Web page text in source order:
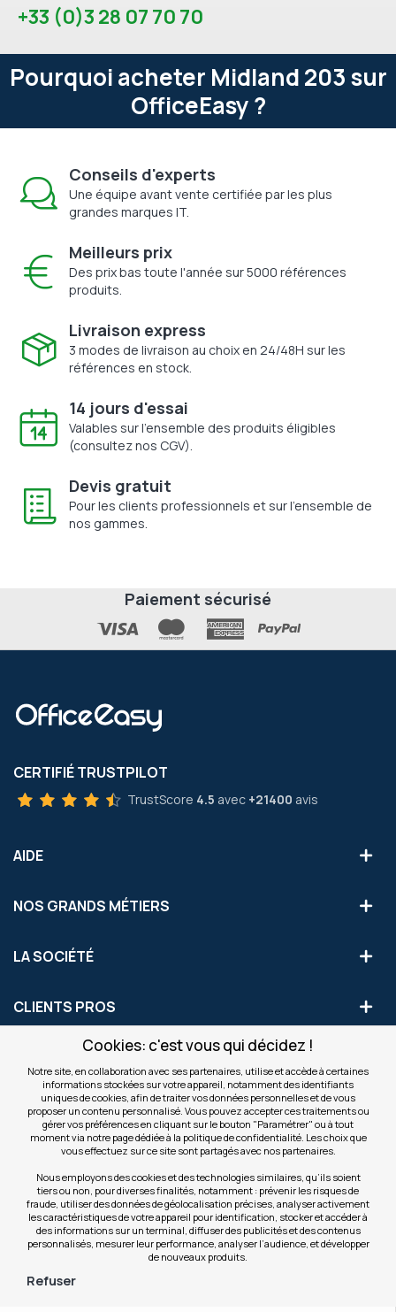
Cookies: c'est vous qui décidez !
Notre site, en collaboration avec ses partenaires, utilise et accède à certaines
informations stockées sur votre appareil, notamment des identifiants
uniques de cookies, afin de traiter vos données personnelles et de vous
proposer un contenu personnalisé. Vous pouvez accepter ces traitements ou
gérer vos préférences en cliquant sur le bouton "Paramétrer" ou à tout
moment via notre page dédiée à la politique de confidentialité. Les choix que
vous effectuez sur ce site sont partagés avec nos partenaires.
Nous employons des cookies et des technologies similaires, qu’ils soient
tiers ou non, pour diverses finalités, notamment : prévenir les risques de
fraude, utiliser des données de géolocalisation précises, analyser activement
les caractéristiques de votre appareil pour identification, stocker et accéder à
des informations sur un terminal, diffuser des publicités et des contenus
personnalisés, mesurer leur performance, analyser l’audience, et développer
de nouveaux produits.
Refuser
+33 (0)3 28 07 70 70
Pourquoi acheter Midland 203 sur
OfficeEasy ?
Conseils d'experts
Une équipe avant vente certifiée par les plus
grandes marques IT.
Meilleurs prix
Des prix bas toute l'année sur 5000 références
produits.
Livraison express
3 modes de livraison au choix en 24/48H sur les
références en stock.
14 jours d'essai
Valables sur l'ensemble des produits éligibles
(consultez nos CGV).
Devis gratuit
Pour les clients professionnels et sur l'ensemble de
nos gammes.
Paiement sécurisé
CERTIFIÉ TRUSTPILOT
TrustScore 4.5 avec +21400 avis
AIDE
NOS GRANDS MÉTIERS
LA SOCIÉTÉ
CLIENTS PROS
S'INSCRIRE AUX OFFRES COMMERCIALES
Inscription
notre
newsletter
Valider
NOS SITES